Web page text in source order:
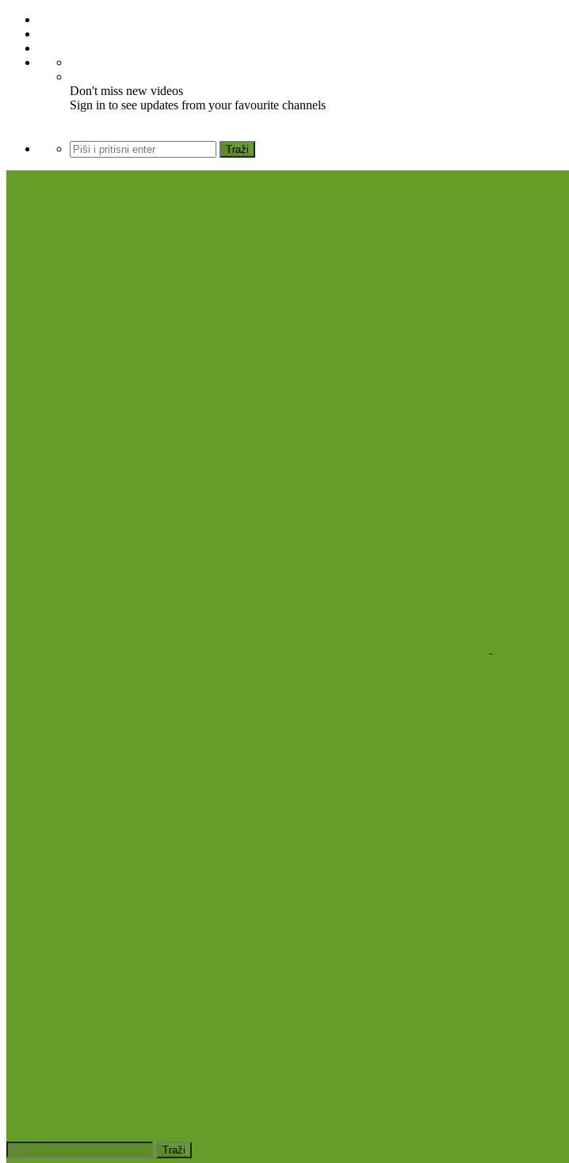
Don't miss new videos
Sign in to see updates from your favourite channels